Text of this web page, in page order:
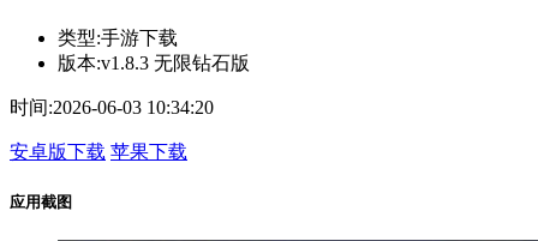
类型:手游下载
版本:v1.8.3 无限钻石版
时间:2026-06-03 10:34:20
安卓版下载 苹果下载
应用截图